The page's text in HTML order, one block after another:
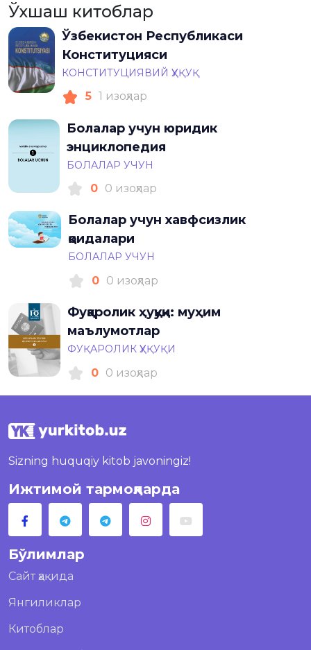
Ўхшаш китоблар
Ўзбекистон Республикаси
Конституцияси
КОНСТИТУЦИЯВИЙ ҲУҚУҚ
5 1 изоҳлар
Болалар учун юридик
энциклопедия
БОЛАЛАР УЧУН
0 0 изоҳлар
Болалар учун хавфсизлик
қоидалари
БОЛАЛАР УЧУН
0 0 изоҳлар
Фуқаролик ҳуқуқи: муҳим
маълумотлар
ФУҚАРОЛИК ҲУҚУҚИ
0 0 изоҳлар
Sizning huquqiy kitob javoningiz!
Ижтимой тармоқларда
Бўлимлар
Сайт ҳақида
Янгиликлар
Китоблар